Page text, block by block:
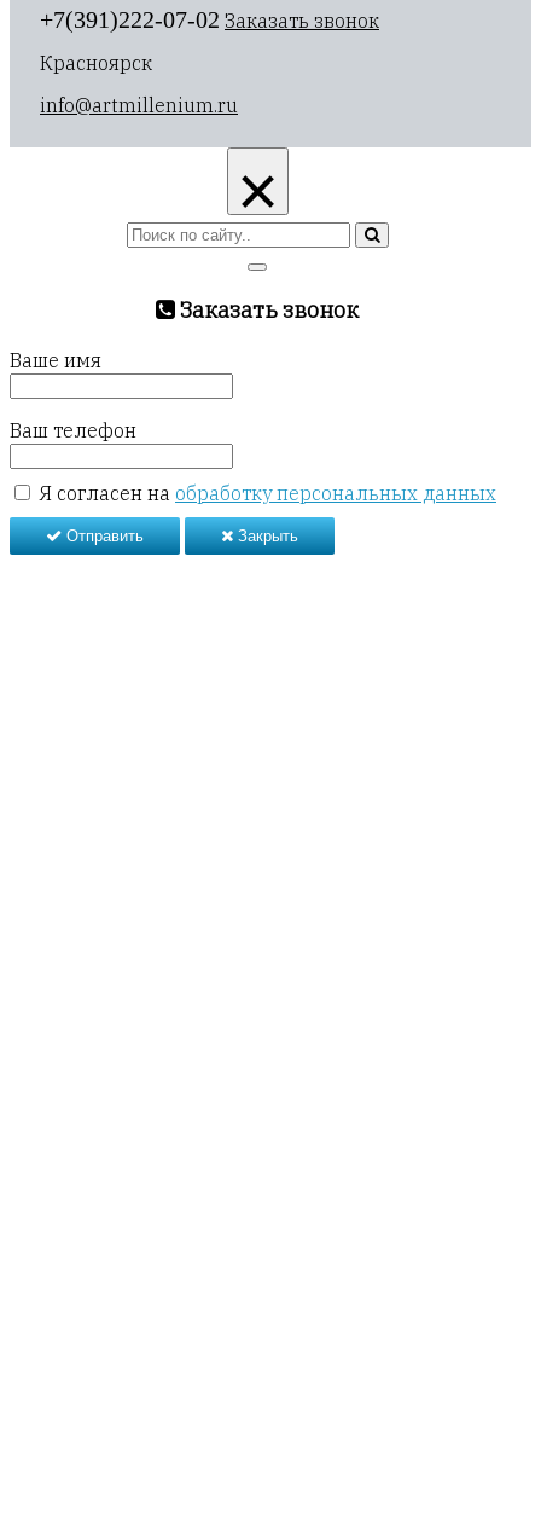
+7(391)222-07-02 Заказать звонок
Красноярск
info@artmillenium.ru
×
Заказать звонок
Ваше имя
Ваш телефон
Я согласен на обработку персональных данных
Отправить Закрыть